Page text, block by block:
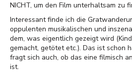
NICHT, um den Film unterhaltsam zu
Interessant finde ich die
oppulenten musikalischen und
dem, was eigentlich gezeigt wird
gemacht, getötet etc.). Das ist schon
fragt sich auch, ob das eine filmisch
ist.